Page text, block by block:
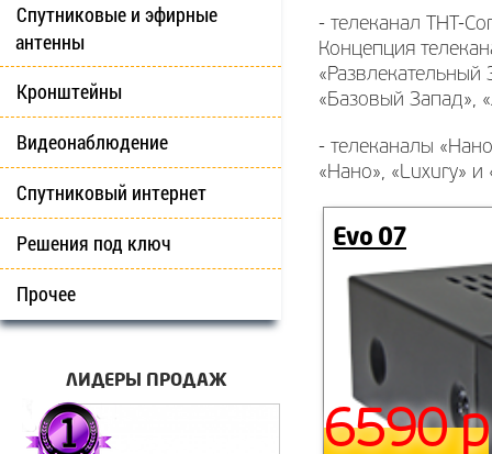
Спутниковые и эфирные
антенны
Кронштейны
Видеонаблюдение
Спутниковый интернет
Решения под ключ
Прочее
ЛИДЕРЫ ПРОДАЖ
- телеканал TНT-
Концепция
«Развлекательный
«Базовый Запад»,
- телеканалы
«Нано», «Luxury» и
Evo 07
6590 р